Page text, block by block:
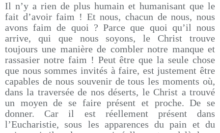
Il n’y a rien de plus humain et humanisant que le
fait d’avoir faim ! Et nous, chacun de nous, nous
avons faim de quoi ? Parce que quoi qu’il nous
arrive, qui que nous soyons, le Christ trouve
toujours une manière de combler notre manque et
rassasier notre faim ! Peut être que la seule chose
que nous sommes invités à faire, est justement être
capables de nous souvenir de tous les moments où,
dans la traversée de nos déserts, le Christ a trouvé
un moyen de se faire présent et proche. De se
donner. Car il est réellement présent dans
l’Eucharistie, sous les apparences du pain et du